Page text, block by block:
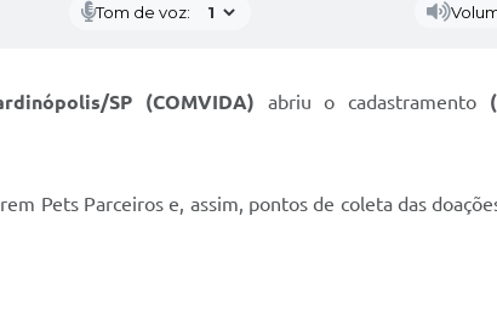
Tom de voz:
SP (COMVIDA) abriu o cadastramento
Pets Parceiros e, assim, pontos de coleta das